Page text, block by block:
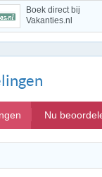
Boek direct bij
Vakanties.nl
Nu